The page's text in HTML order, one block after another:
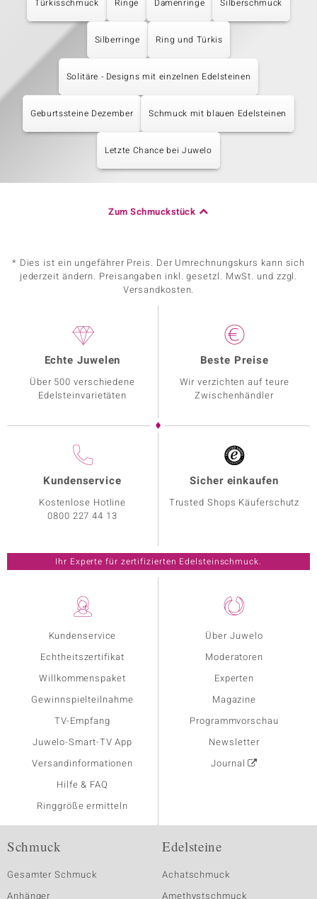
Türkisschmuck Ringe Damenringe Silberschmuck
Silberringe Ring und Türkis
Solitäre - Designs mit einzelnen Edelsteinen
Geburtssteine Dezember Schmuck mit blauen Edelsteinen
Letzte Chance bei Juwelo
Zum Schmuckstück
* Dies ist ein ungefährer Preis. Der Umrechnungskurs kann sich
jederzeit ändern. Preisangaben inkl. gesetzl. MwSt. und zzgl.
Versandkosten.
Kundenservice
Echtheitszertifikat
Willkommenspaket
Gewinnspielteilnahme
TV-Empfang
Juwelo-Smart-TV App
Versandinformationen
Hilfe & FAQ
Ringgröße ermitteln
Über Juwelo
Moderatoren
Experten
Magazine
Programmvorschau
Newsletter
Journal
Echte Juwelen
Über 500 verschiedene
Edelsteinvarietäten
Beste Preise
Wir verzichten auf teure
Zwischenhändler
Kundenservice
Kostenlose Hotline
0800 227 44 13
Sicher einkaufen
Trusted Shops Käuferschutz
Ihr Experte für zertifizierten Edelsteinschmuck.
Schmuck
Gesamter Schmuck
Anhänger
Edelsteine
Achatschmuck
Amethystschmuck